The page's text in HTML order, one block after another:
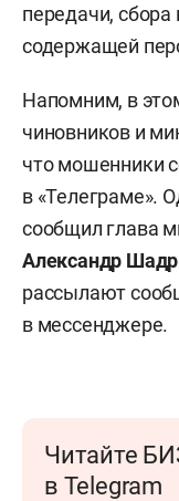
передачи,
содержащей
Напомним, в
чиновников и
что мошенники
в «Телеграме».
сообщил глава
Александр
рассылают
в мессенджере.
Читайте
в Telegram